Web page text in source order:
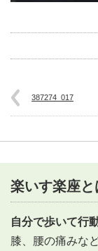
387274_017
楽いす楽座と
自分で歩いて行
膝、腰の痛みな